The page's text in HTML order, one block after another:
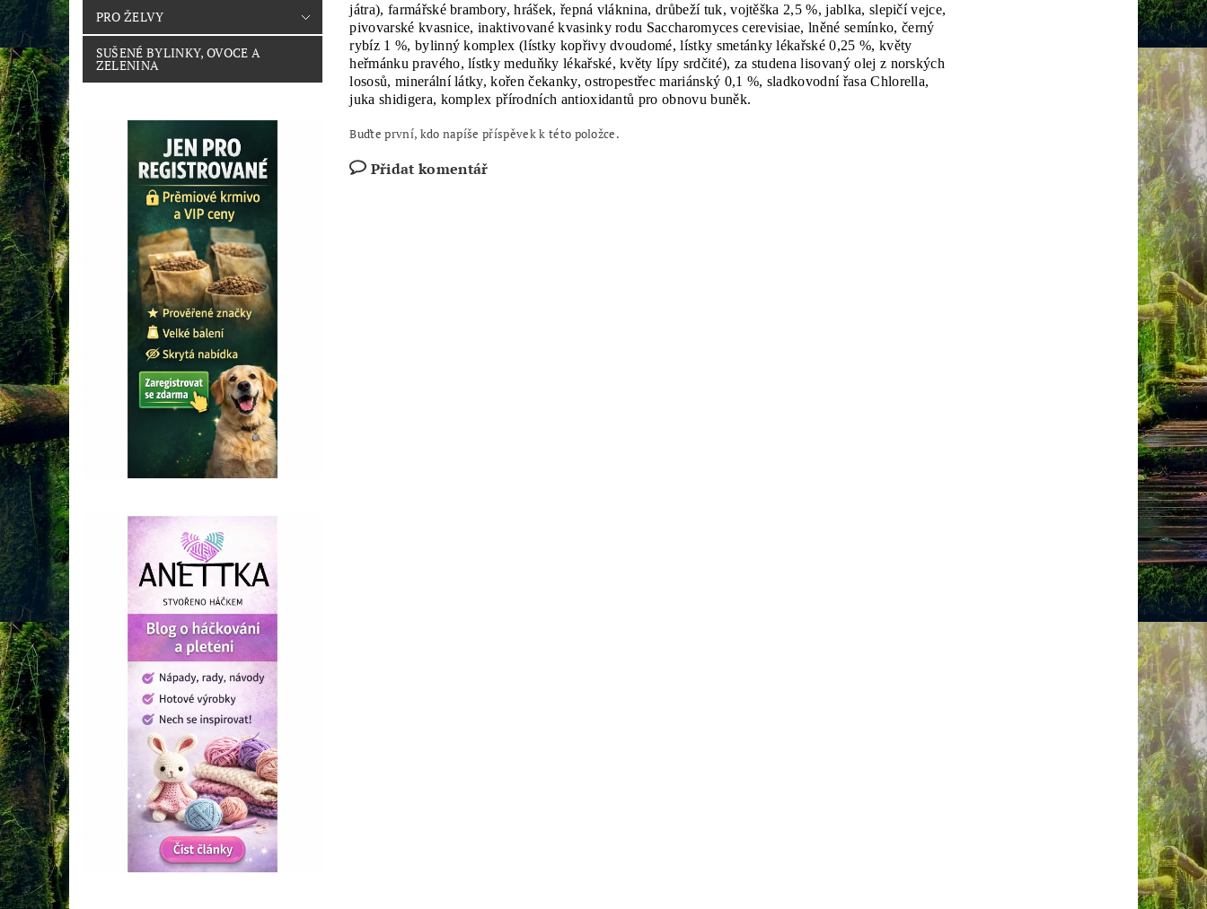
PRO ŽELVY
SUŠENÉ BYLINKY, OVOCE A
ZELENINA
játra), farmářské brambory, hrášek, řepná vláknina, drůbeží tuk, vojtěška 2,5 %, jablka, slepičí vejce,
pivovarské kvasnice, inaktivované kvasinky rodu Saccharomyces cerevisiae, lněné semínko, černý
rybíz 1 %, bylinný komplex (lístky kopřivy dvoudomé, lístky smetánky lékařské 0,25 %, květy
heřmánku pravého, lístky meduňky lékařské, květy lípy srdčité), za studena lisovaný olej z norských
lososů, minerální látky, kořen čekanky, ostropestřec mariánský 0,1 %, sladkovodní řasa Chlorella,
juka shidigera, komplex přírodních antioxidantů pro obnovu buněk.
Buďte první, kdo napíše příspěvek k této položce.
Přidat komentář